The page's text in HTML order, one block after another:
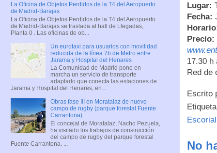
Lugar:
Fecha:
Precio:
17.30 h
Red de
Escrito
Escorial
No
La Oficina de Objetos Perdidos de la T4 del Aeropuerto
de Madrid-Barajas
La Oficina de Objetos Perdidos de la T4 del Aeropuerto
de Madrid-Barajas se traslada al hall de Llegadas,
Planta 0 . Las oficinas de ob...
Un eurotaxi para usuarios con movilidad
reducida de la línea 7b de Metro entre
Jarama y Hospital del Henares
La Comunidad de Madrid pone en
marcha un servicio de transporte
adaptado que conecta las estaciones de
Jarama y Hospital del Henares, en...
Obras fase III en Moratalaz de nuevo
campo de rugby (parque forestal Fuente
Carrantona)
El concejal de Moratalaz, Nacho Pezuela,
ha visitado los trabajos de construcción
del campo de rugby del parque forestal
Fuente Carrantona. ...